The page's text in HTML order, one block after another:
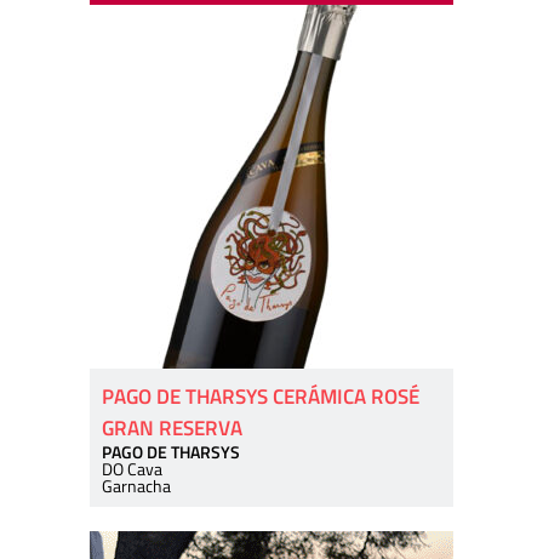
PAGO DE THARSYS CERÁMICA ROSÉ
GRAN RESERVA
PAGO DE THARSYS
DO Cava
Garnacha